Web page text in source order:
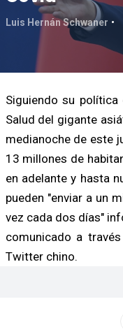
Luis Hernán Schwaner
Siguiendo su
Salud del gigante
medianoche de este
13 millones de
en adelante y hasta
pueden "enviar a un
vez cada dos días"
comunicado a
Twitter chino.